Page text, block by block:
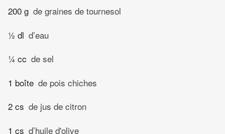
200 g de graines de tournesol
½ dl d’eau
¼ cc de sel
1 boîte de pois chiches
2 cs de jus de citron
1 cs d’huile d'olive